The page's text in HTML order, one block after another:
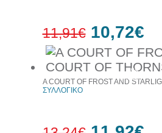
10%
έκπτωση
11,91€ 10,72€
A COURT OF FROST AND
ΣΥΛΛΟΓΙΚΟ